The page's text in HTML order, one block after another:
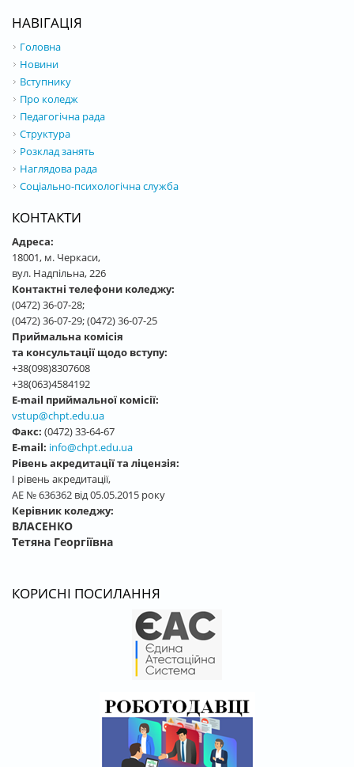
НАВІГАЦІЯ
Головна
Новини
Вступнику
Про коледж
Педагогічна рада
Структура
Розклад занять
Наглядова рада
Соціально-психологічна служба
КОНТАКТИ
Адреса:
18001, м. Черкаси,
вул. Надпільна, 226
Контактні телефони коледжу:
(0472) 36-07-28;
(0472) 36-07-29; (0472) 36-07-25
Приймальна комісія
та консультації щодо вступу:
+38(098)8307608
+38(063)4584192
E-mail приймальної комісії:
vstup@chpt.edu.ua
Факс: (0472) 33-64-67
E-mail: info@chpt.edu.ua
Рівень акредитації та ліцензія:
І рівень акредитації,
АЕ № 636362 від 05.05.2015 року
Керівник коледжу:
ВЛАСЕНКО
Тетяна Георгіївна
КОРИСНІ ПОСИЛАННЯ